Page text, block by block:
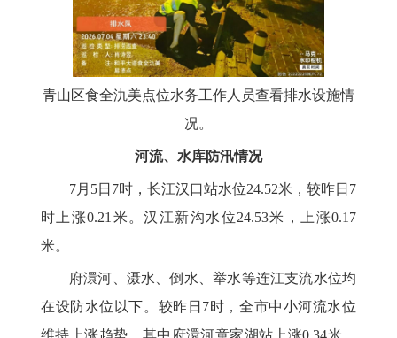
青山区食全氿美点位水务工作人员查看排水设施情
况。
河流、水库防汛情况
7月5日7时，长江汉口站水位24.52米，较昨日7
时上涨0.21米。汉江新沟水位24.53米，上涨0.17
米。
府澴河、滠水、倒水、举水等连江支流水位均
在设防水位以下。较昨日7时，全市中小河流水位
维持上涨趋势，其中府澴河童家湖站上涨0.34米，